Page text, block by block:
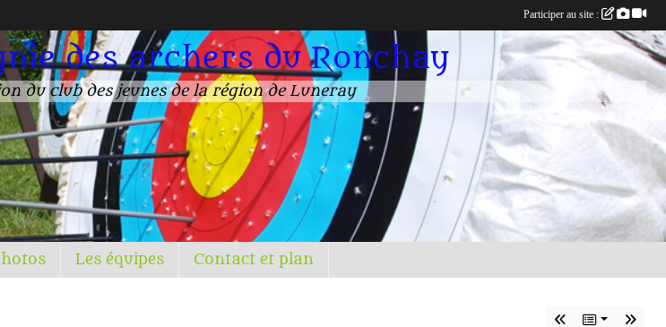
des archers du Ronchay
du club des jeunes de la région de Luneray
Les équipes Contact et plan
Participer au site :